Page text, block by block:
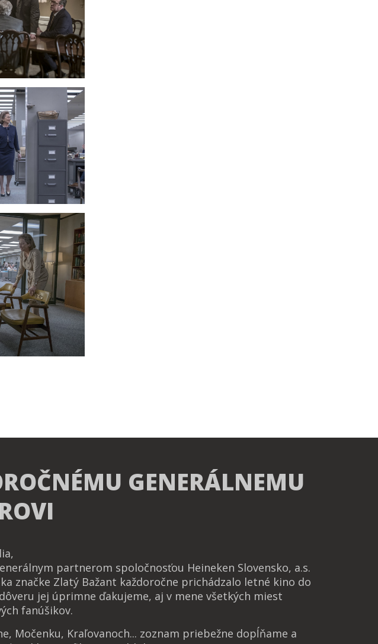
GENERÁLNEMU
partnerom spoločnosťou Heineken Slovensko, a.s.
značke Zlatý Bažant každoročne prichádzalo letné kino do
jej úprimne ďakujeme, aj v mene všetkých miest
fanúšikov.
Močenku, Kraľovanoch... zoznam priebežne dopĺňame a